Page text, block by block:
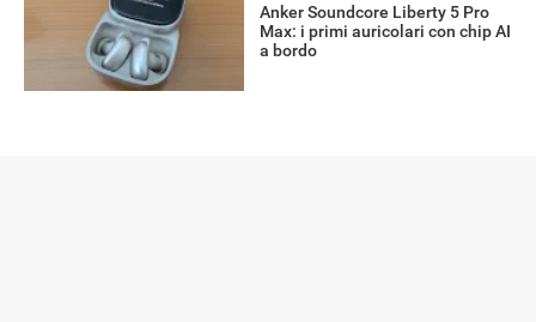
Anker Soundcore Liberty 5 Pro
Max: i primi auricolari con chip AI
a bordo